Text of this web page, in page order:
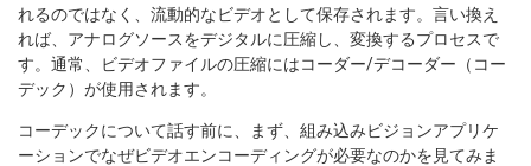
れるのではなく、流動的なビデオとして保存されます。言い換え
れば、アナログソースをデジタルに圧縮し、変換するプロセスで
す。通常、ビデオファイルの圧縮にはコーダー/デコーダー（コー
デック）が使用されます。
コーデックについて話す前に、まず、組み込みビジョンアプリケ
ーションでなぜビデオエンコーディングが必要なのかを見てみま